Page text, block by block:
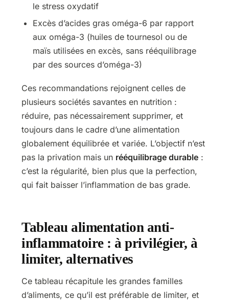
le stress oxydatif
Excès d’acides gras oméga-6 par rapport
aux oméga-3 (huiles de tournesol ou de
maïs utilisées en excès, sans rééquilibrage
par des sources d’oméga-3)
Ces recommandations rejoignent celles de
plusieurs sociétés savantes en nutrition :
réduire, pas nécessairement supprimer, et
toujours dans le cadre d’une alimentation
globalement équilibrée et variée. L’objectif n’est
pas la privation mais un rééquilibrage durable :
c’est la régularité, bien plus que la perfection,
qui fait baisser l’inflammation de bas grade.
Tableau alimentation anti-
inflammatoire : à privilégier, à
limiter, alternatives
Ce tableau récapitule les grandes familles
d’aliments, ce qu’il est préférable de limiter, et